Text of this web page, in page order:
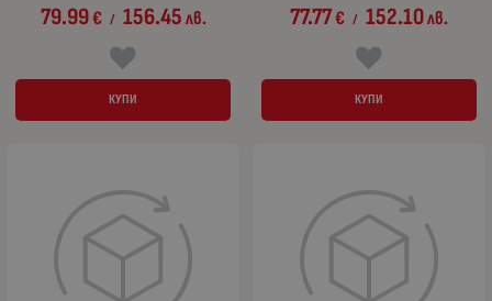
79.99€ / 156.45лв.
КУПИ
77.77€ / 152.10лв.
КУПИ